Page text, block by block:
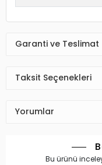
Garanti ve Teslimat
Taksit Seçenekleri
Yorumlar
Bu ürünü